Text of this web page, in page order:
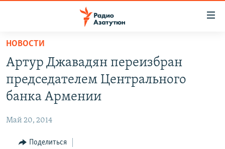
Перейти
основному
содержанию
Перейти
основной
Перейти
НОВОСТИ
ПОЛИТИКА
ЭКОНОМИКА
РЕГИОН
НОВОСТИ
Артур Джавадян переизбран
председателем Центрального
банка Армении
Май 20, 2014
Поделиться